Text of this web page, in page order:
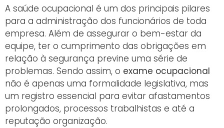
A saúde ocupacional é um dos principais pilares
para a administração dos funcionários de toda
empresa. Além de assegurar o bem-estar da
equipe, ter o cumprimento das obrigações em
relação à segurança previne uma série de
problemas. Sendo assim, o exame ocupacional
não é apenas uma formalidade legislativa, mas
um registro essencial para evitar afastamentos
prolongados, processos trabalhistas e até a
reputação organização.